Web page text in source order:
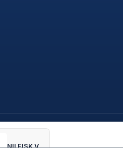
NILFISK VHS110 Z22 EXA AU FM PBS